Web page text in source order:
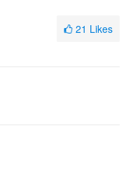
21 Likes